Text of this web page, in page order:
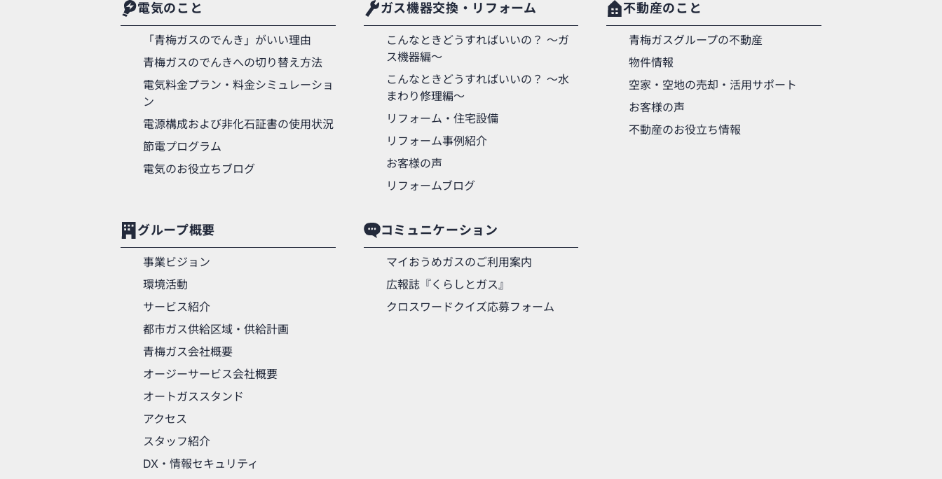
電気のこと
「青梅ガスのでんき」がいい理由
青梅ガスのでんきへの切り替え方法
電気料金プラン・料金シミュレーショ
ン
電源構成および非化石証書の使用状況
節電プログラム
電気のお役立ちブログ
ガス機器交換・リフォーム
こんなときどうすればいいの？ 〜ガ
ス機器編〜
こんなときどうすればいいの？ 〜水
まわり修理編〜
リフォーム・住宅設備
リフォーム事例紹介
お客様の声
リフォームブログ
不動産のこと
青梅ガスグループの不動産
物件情報
空家・空地の売却・活用サポート
お客様の声
不動産のお役立ち情報
グループ概要
事業ビジョン
環境活動
サービス紹介
都市ガス供給区域・供給計画
青梅ガス会社概要
オージーサービス会社概要
オートガススタンド
アクセス
スタッフ紹介
DX・情報セキュリティ
コミュニケーション
マイおうめガスのご利用案内
広報誌『くらしとガス』
クロスワードクイズ応募フォーム